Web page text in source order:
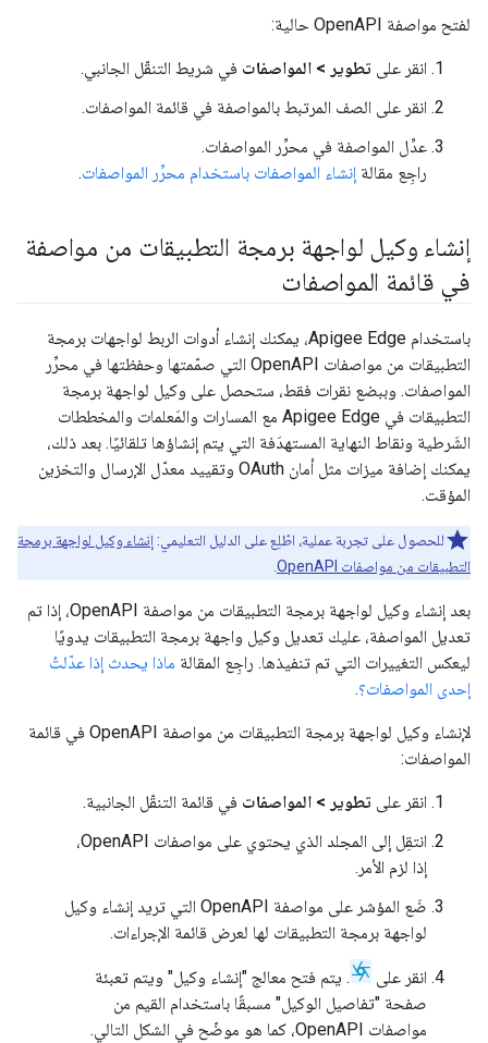
لفتح مواصفة OpenAPI حالية:
انقر على تطوير > المواصفات في شريط التنقّل الجانبي.
انقر على الصف المرتبط بالمواصفة في قائمة المواصفات.
عدِّل المواصفة في محرِّر المواصفات.
راجِع مقالة إنشاء المواصفات باستخدام محرِّر المواصفات.
إنشاء وكيل لواجهة برمجة التطبيقات من مواصفة
في قائمة المواصفات
باستخدام Apigee Edge، يمكنك إنشاء أدوات الربط لواجهات برمجة
التطبيقات من مواصفات OpenAPI التي صمّمتها وحفظتها في محرِّر
المواصفات. وببضع نقرات فقط، ستحصل على وكيل لواجهة برمجة
التطبيقات في Apigee Edge مع المسارات والمَعلمات والمخططات
الشَرطية ونقاط النهاية المستهدَفة التي يتم إنشاؤها تلقائيًا. بعد ذلك،
يمكنك إضافة ميزات مثل أمان OAuth وتقييد معدّل الإرسال والتخزين
المؤقت.
للحصول على تجربة عملية، اطّلِع على الدليل التعليمي: إنشاء وكيل لواجهة برمجة
التطبيقات من مواصفات OpenAPI
.
بعد إنشاء وكيل لواجهة برمجة التطبيقات من مواصفة OpenAPI، إذا تم
تعديل المواصفة، عليك تعديل وكيل واجهة برمجة التطبيقات يدويًا
ليعكس التغييرات التي تم تنفيذها. راجِع المقالة ماذا يحدث إذا عدّلتُ
إحدى المواصفات؟.
لإنشاء وكيل لواجهة برمجة التطبيقات من مواصفة OpenAPI في قائمة
المواصفات:
انقر على تطوير > المواصفات في قائمة التنقّل الجانبية.
انتقِل إلى المجلد الذي يحتوي على مواصفات OpenAPI،
إذا لزم الأمر.
ضَع المؤشر على مواصفة OpenAPI التي تريد إنشاء وكيل
لواجهة برمجة التطبيقات لها لعرض قائمة الإجراءات.
انقر على
. يتم فتح معالج "إنشاء وكيل" ويتم تعبئة
صفحة "تفاصيل الوكيل" مسبقًا باستخدام القيم من
مواصفات OpenAPI، كما هو موضّح في الشكل التالي.